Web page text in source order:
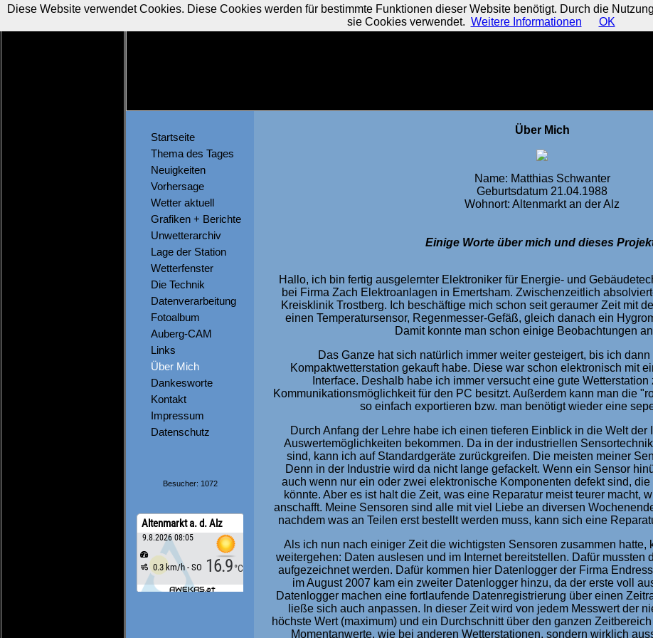
Startseite
Thema des Tages
Neuigkeiten
Vorhersage
Wetter aktuell
Grafiken + Berichte
Unwetterarchiv
Lage der Station
Wetterfenster
Die Technik
Datenverarbeitung
Fotoalbum
Auberg-CAM
Links
Über Mich
Dankesworte
Kontakt
Impressum
Datenschutz
Besucher: 1072
Über Mich
Name: Matthias Schwanter
Geburtsdatum 21.04.1988
Wohnort: Altenmarkt an der Alz
Einige Worte über mich und dieses
Hallo, ich bin fertig ausgelernter Elektroniker für Energie- und
bei Firma Zach Elektroanlagen in Emertsham. Zwischenzeitlich
Kreisklinik Trostberg. Ich beschäftige mich schon seit geraumer Zeit mit
einen Temperatursensor, Regenmesser-Gefäß, gleich danach ein
Damit konnte man schon einige Beobachtungen
Das Ganze hat sich natürlich immer weiter gesteigert, bis ich
Kompaktwetterstation gekauft habe. Diese war schon elektronisch mit
Interface. Deshalb habe ich immer versucht eine gute
Kommunikationsmöglichkeit für den PC besitzt. Außerdem kann man die
so einfach exportieren bzw. man benötigt wieder eine
Durch Anfang der Lehre habe ich einen tieferen Einblick in die Welt der
Auswertemöglichkeiten bekommen. Da in der industriellen
sind, kann ich auf Standardgeräte zurückgreifen. Die meisten meiner
Denn in der Industrie wird da nicht lange gefackelt. Wenn ein Sensor
auch wenn nur ein oder zwei elektronische Komponenten defekt sind,
könnte. Aber es ist halt die Zeit, was eine Reparatur meist teurer macht,
anschafft. Meine Sensoren sind alle mit viel Liebe an diversen
nachdem was an Teilen erst bestellt werden muss, kann sich eine
Als ich nun nach einiger Zeit die wichtigsten Sensoren zusammen hatte,
weitergehen: Daten auslesen und im Internet bereitstellen. Dafür mussten
aufgezeichnet werden. Dafür kommen hier Datenlogger der Firma
im August 2007 kam ein zweiter Datenlogger hinzu, da der erste voll
Datenlogger machen eine fortlaufende Datenregistrierung über einen
ließe sich auch anpassen. In dieser Zeit wird von jedem Messwert der
höchste Wert (maximum) und ein Durchschnitt über den ganzen
Momentanwerte, wie bei anderen Wetterstationen, sondern wirklich
Diese Website verwendet Cookies. Diese Cookies werden für bestimmte Funktionen dieser Website benötigt. Durch die
sie Cookies verwendet. Weitere Informationen OK